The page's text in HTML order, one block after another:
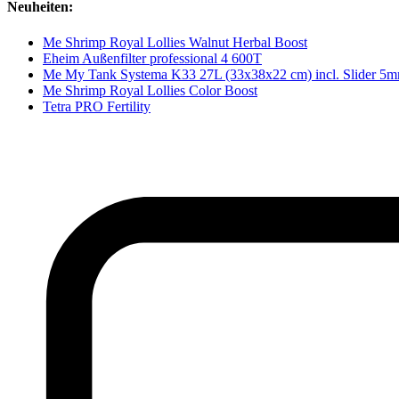
Neuheiten:
Me Shrimp Royal Lollies Walnut Herbal Boost
Eheim Außenfilter professional 4 600T
Me My Tank Systema K33 27L (33x38x22 cm) incl. Slider
Me Shrimp Royal Lollies Color Boost
Tetra PRO Fertility